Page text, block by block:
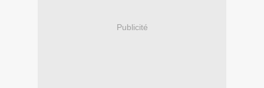
Publicité